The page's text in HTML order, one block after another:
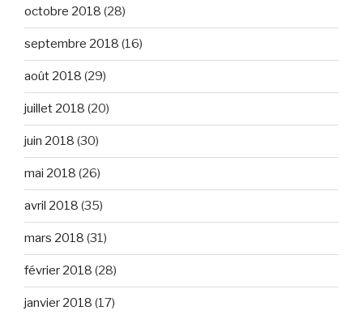
octobre 2018 (28)
septembre 2018 (16)
août 2018 (29)
juillet 2018 (20)
juin 2018 (30)
mai 2018 (26)
avril 2018 (35)
mars 2018 (31)
février 2018 (28)
janvier 2018 (17)